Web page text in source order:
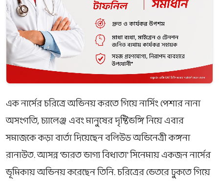
এক নার্সের চরিত্রে অভিনয় করতে গিয়ে নার্সিং পেশার নানা
অসংগতি, চ্যালেঞ্জ এবং মানুষের দৃষ্টিভঙ্গি নিয়ে এবার
সমাজকে কড়া বার্তা দিয়েছেন বলিউড অভিনেত্রী কঙ্গনা
রানাউত. আসন্ন ‘ভারত ভাগ্য বিধাতা’ সিনেমায় একজন নার্সের
ভূমিকায় অভিনয় করেছেন তিনি. চরিত্রের ভেতরে ঢুকতে গিয়ে